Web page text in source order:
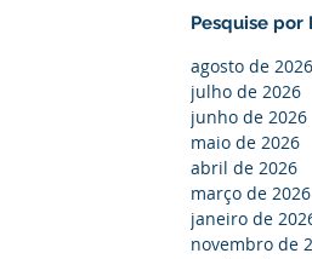
Pesquise por
agosto de 2026
julho de 2026
junho de 2026
maio de 2026
abril de 2026
março de 2026
janeiro de
novembro de